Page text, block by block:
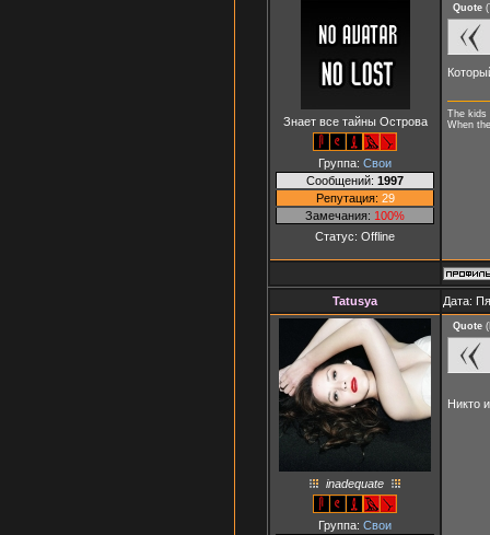
Знает все тайны Острова
Группа: Свои
Сообщений: 1997
Репутация: 29
Замечания: 100%
Статус: Offline
Quote (
The kids
When
Tatusya Дата:
inadequate
Группа: Свои
Quote (
Никто